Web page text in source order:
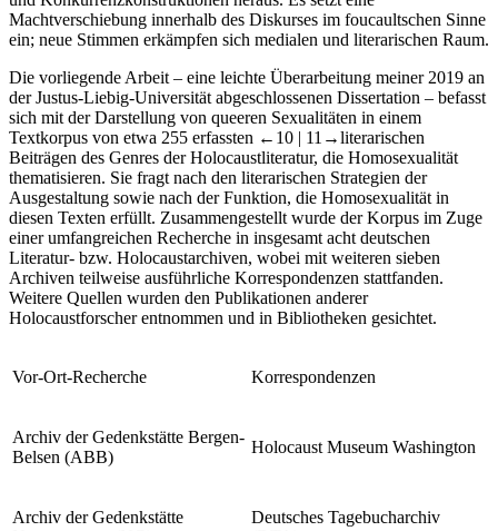
Machtverschiebung innerhalb des Diskurses im foucaultschen Sinne
ein; neue Stimmen erkämpfen sich medialen und literarischen Raum.
Die vorliegende Arbeit – eine leichte Überarbeitung meiner 2019 an
der Justus-Liebig-Universität abgeschlossenen Dissertation – befasst
sich mit der Darstellung von queeren Sexualitäten in einem
Textkorpus von etwa 255 erfassten ←10 | 11→literarischen
Beiträgen des Genres der Holocaustliteratur, die Homosexualität
thematisieren. Sie fragt nach den literarischen Strategien der
Ausgestaltung sowie nach der Funktion, die Homosexualität in
diesen Texten erfüllt. Zusammengestellt wurde der Korpus im Zuge
einer umfangreichen Recherche in insgesamt acht deutschen
Literatur- bzw. Holocaustarchiven, wobei mit weiteren sieben
Archiven teilweise ausführliche Korrespondenzen stattfanden.
Weitere Quellen wurden den Publikationen anderer
Holocaustforscher entnommen und in Bibliotheken gesichtet.
Vor-Ort-Recherche Korrespondenzen
Archiv der Gedenkstätte Bergen-
Belsen (ABB)
Holocaust Museum Washington
Archiv der Gedenkstätte
Deutsches Tagebucharchiv